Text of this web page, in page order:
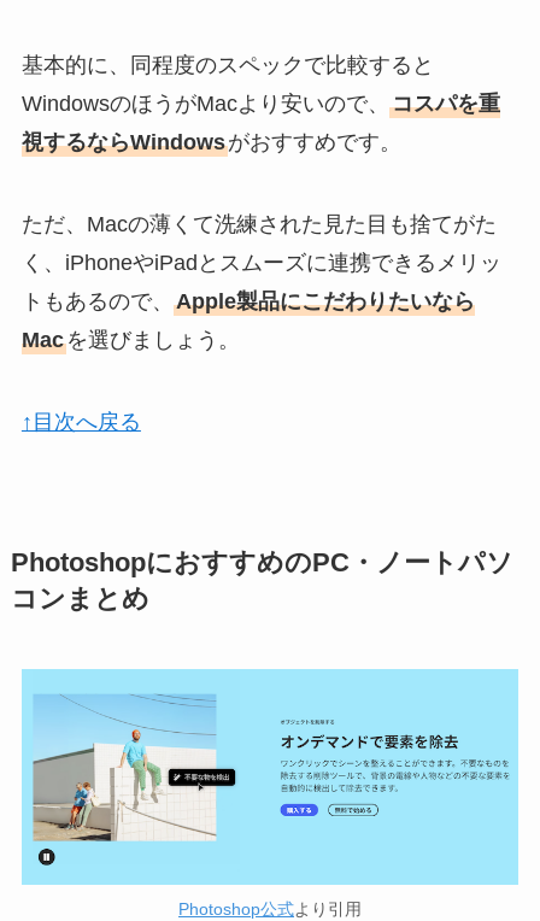
基本的に、同程度のスペックで比較すると
WindowsのほうがMacより安いので、 コスパを重
視するならWindowsがおすすめです。
ただ、Macの薄くて洗練された見た目も捨てがた
く、iPhoneやiPadとスムーズに連携できるメリッ
トもあるので、 Apple製品にこだわりたいなら
Macを選びましょう。
↑目次へ戻る
PhotoshopにおすすめのPC・ノートパソ
コンまとめ
Photoshop公式より引用